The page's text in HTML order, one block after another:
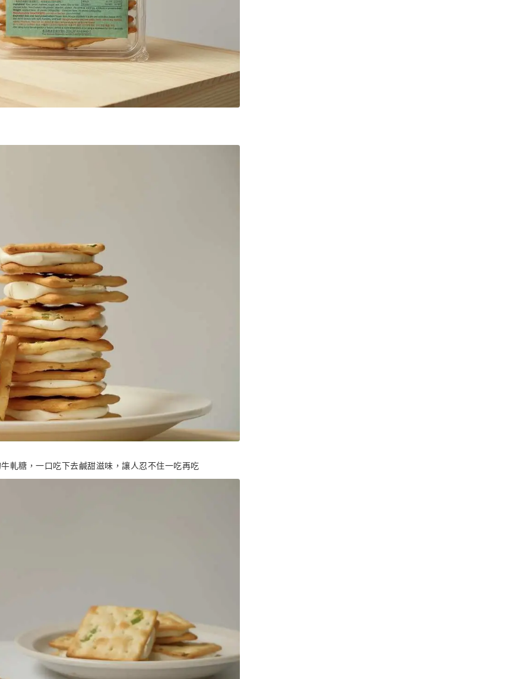
軋糖，一口吃下去鹹甜滋味，讓人忍不住一吃再吃